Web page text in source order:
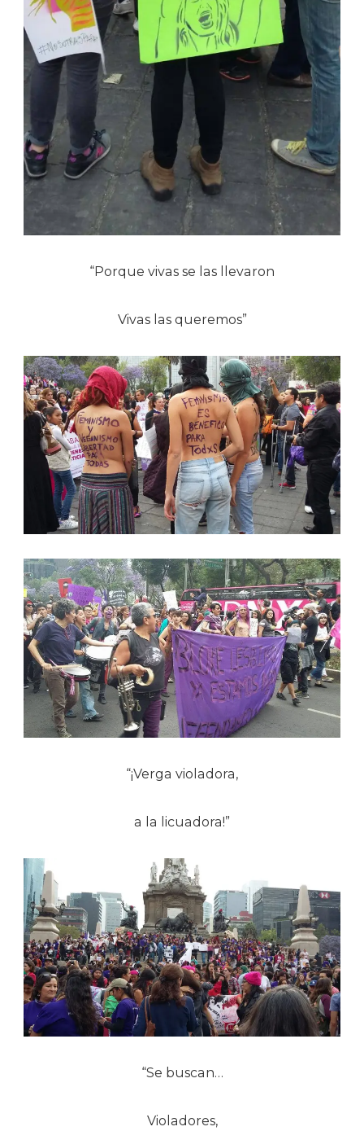
“Porque vivas se las llevaron
Vivas las queremos”
“¡Verga violadora,
a la licuadora!”
“Se buscan…
Violadores,